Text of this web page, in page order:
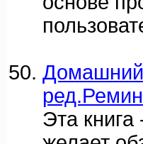
Домашний
Эта книга